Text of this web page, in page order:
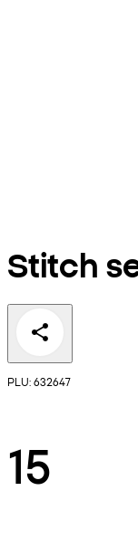
Stitch
PLU: 632647
15